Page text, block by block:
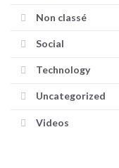
Non classé
Social
Technology
Uncategorized
Videos